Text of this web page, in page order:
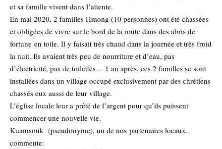
et sa famille vivent dans l’attente.
En mai 2020, 2 familles Hmong (10 personnes) ont été chassées
et obligées de vivre sur le bord de la route dans des abris de
fortune en toile. Il y faisait très chaud dans la journée et très froid
la nuit. Ils avaient très peu de nourriture et d’eau, pas
d’électricité, pas de toilettes… 1 an après, ces 2 familles se sont
installées dans un village occupé exclusivement par des chrétiens
chassés eux aussi de leur village.
L’église locale leur a prêté de l’argent pour qu’ils puissent
commencer une nouvelle vie.
Kuamsouk (pseudonyme), un de nos partenaires locaux,
commente: